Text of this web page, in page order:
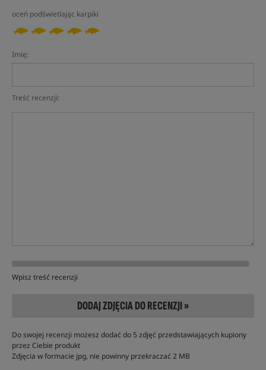
oceń podświetlając karpiki
Imię:
Treść recenzji:
Wpisz treść recenzji
DODAJ ZDJĘCIA DO RECENZJI »
Do swojej recenzji możesz dodać do 5 zdjęć przedstawiających kupiony
przez Ciebie produkt
Zdjęcia w formacie jpg, nie powinny przekraczać 2 MB